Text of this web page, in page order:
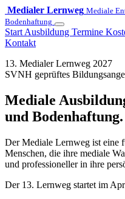
Medialer Lernweg Mediale
Bodenhaftung
Start Ausbildung Termine
Kontakt
13. Medialer Lernweg 2027
SVNH geprüftes
Mediale
und Bodenhaftung.
Der Mediale Lernweg ist eine
Menschen, die ihre mediale
und professioneller in ihre
Der 13. Lernweg startet im